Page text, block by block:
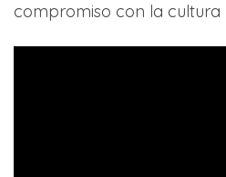
compromiso con la cultura